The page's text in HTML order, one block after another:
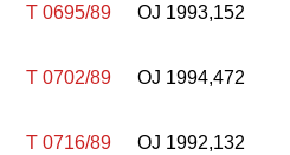
T 0695/89 OJ 1993,152
T 0702/89 OJ 1994,472
T 0716/89 OJ 1992,132